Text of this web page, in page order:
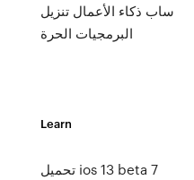
ساب ذكاء الأعمال تنزيل
البرمجيات الحرة
Learn
تحميل ios 13 beta 7